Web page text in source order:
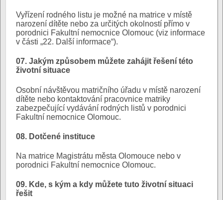
Vyřízení rodného listu je možné na matrice v místě
narození dítěte nebo za určitých okolností přímo v
porodnici Fakultní nemocnice Olomouc (viz informace
v části „22. Další informace“).
07. Jakým způsobem můžete zahájit řešení této
životní situace
Osobní návštěvou matričního úřadu v místě narození
dítěte nebo kontaktování pracovnice matriky
zabezpečující vydávání rodných listů v porodnici
Fakultní nemocnice Olomouc.
08. Dotčené instituce
Na matrice Magistrátu města Olomouce nebo v
porodnici Fakultní nemocnice Olomouc.
09. Kde, s kým a kdy můžete tuto životní situaci
řešit